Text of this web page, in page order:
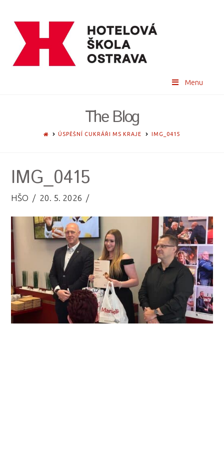
Menu
The Blog
HOMEÚSPĚŠNÍ CUKRÁŘI MS KRAJE IMG_0415
IMG_0415
HŠO 20. 5. 2026